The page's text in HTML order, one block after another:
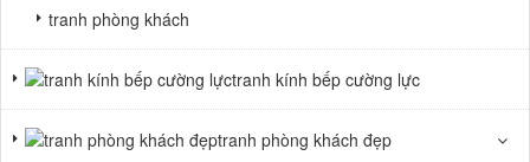
tranh phòng khách
tranh kính bếp cường lực
tranh phòng khách đẹp